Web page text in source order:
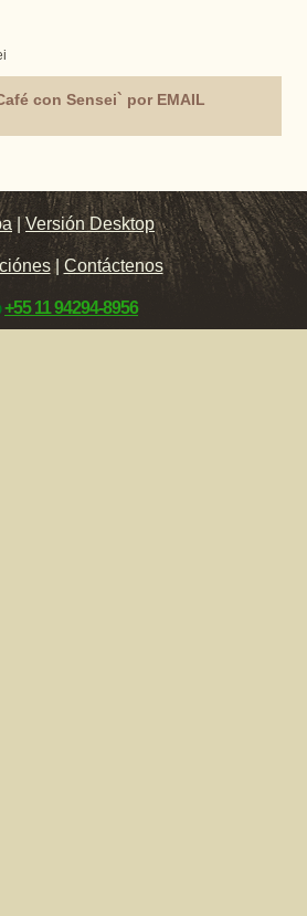
con Sensei` por EMAIL
|Versión Desktop
| Contáctenos
+55 11 94294-8956